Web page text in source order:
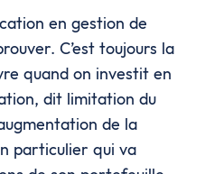
en gestion de
C’est toujours la
quand on investit en
dit limitation du
de la
particulier qui va